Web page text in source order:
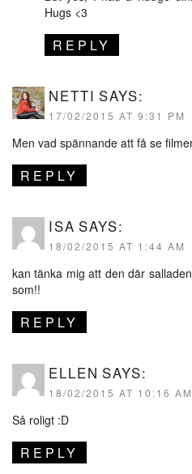
Hugs <3
REPLY
NETTI SAYS:
17/02/2015 AT 9:31 PM
Men vad spännande att få se
REPLY
ISA SAYS:
18/02/2015 AT 1:44 AM
kan tänka mig att den där
som!!
REPLY
ELLEN SAYS:
18/02/2015 AT 10:16 AM
Så roligt :D
REPLY